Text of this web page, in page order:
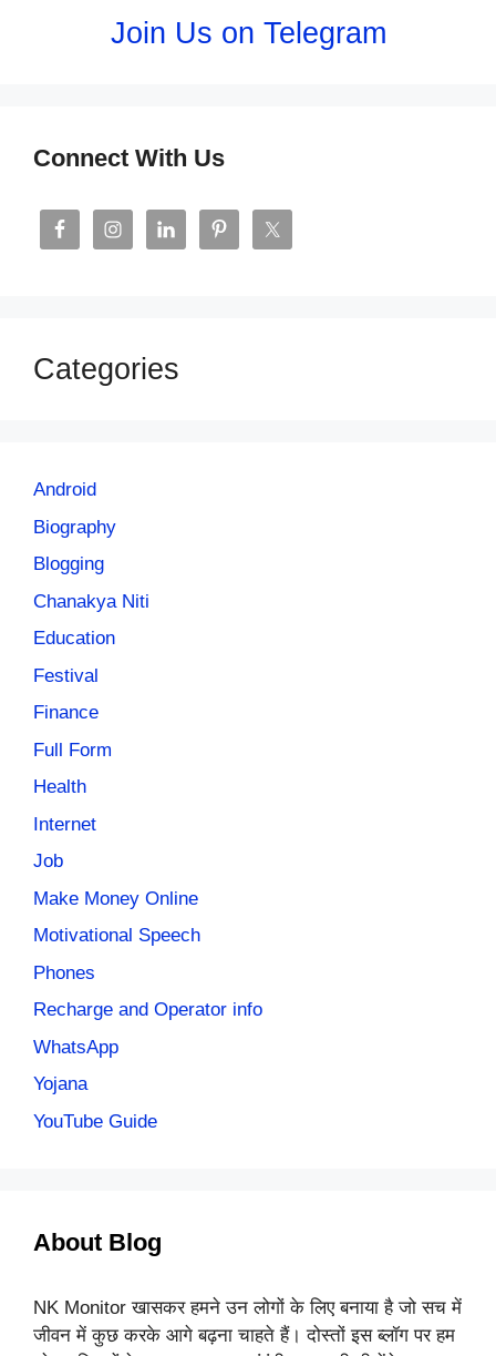
Join Us on Telegram
Connect With Us
Categories
Android
Biography
Blogging
Chanakya Niti
Education
Festival
Finance
Full Form
Health
Internet
Job
Make Money Online
Motivational Speech
Phones
Recharge and Operator info
WhatsApp
Yojana
YouTube Guide
About Blog
NK Monitor खासकर हमने उन लोगों के लिए बनाया है जो सच में
जीवन में कुछ करके आगे बढ़ना चाहते हैं। दोस्तों इस ब्लॉग पर हम